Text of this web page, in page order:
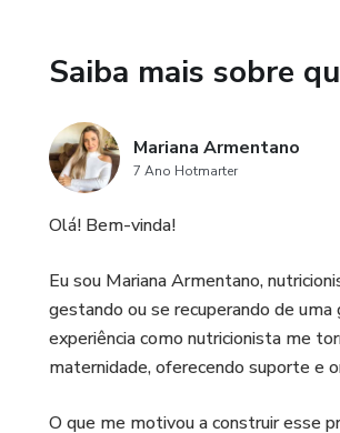
Saiba mais sobre
Mariana Armentano
7 Ano Hotmarter
Olá! Bem-vinda!
Eu sou Mariana Armentano,
gestando ou se recuperando de
experiência como nutricionista me
maternidade, oferecendo suporte e
O que me motivou a construir esse